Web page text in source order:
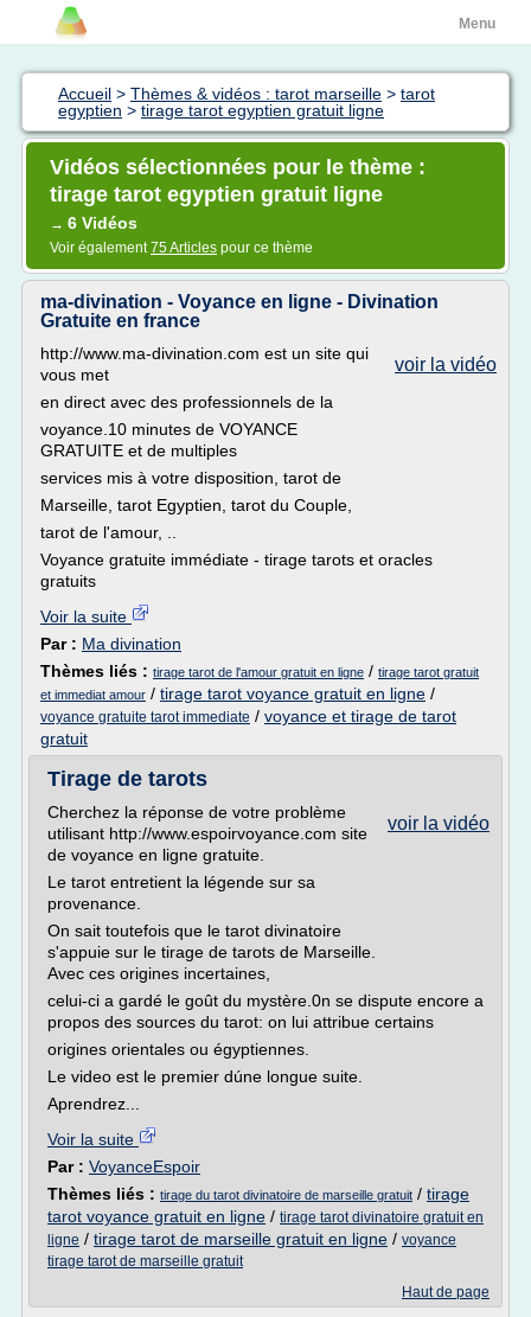
Menu
Accueil > Thèmes & vidéos : tarot marseille > tarot
egyptien > tirage tarot egyptien gratuit ligne
Vidéos sélectionnées pour le thème :
tirage tarot egyptien gratuit ligne
→ 6 Vidéos
Voir également75 Articles pour ce thème
ma-divination - Voyance en ligne - Divination
Gratuite en france
voir la vidéo
http://www.ma-divination.com est un site qui
vous met
en direct avec des professionnels de la
voyance.10 minutes de VOYANCE
GRATUITE et de multiples
services mis à votre disposition, tarot de
Marseille, tarot Egyptien, tarot du Couple,
tarot de l'amour, ..
Voyance gratuite immédiate - tirage tarots et oracles
gratuits
Voir la suite
Par : Ma divination
Thèmes liés : tirage tarot de l'amour gratuit en ligne / tirage tarot gratuit
et immediat amour / tirage tarot voyance gratuit en ligne /
voyance gratuite tarot immediate / voyance et tirage de tarot
gratuit
Tirage de tarots
voir la vidéo
Cherchez la réponse de votre problème
utilisant http://www.espoirvoyance.com site
de voyance en ligne gratuite.
Le tarot entretient la légende sur sa
provenance.
On sait toutefois que le tarot divinatoire
s'appuie sur le tirage de tarots de Marseille.
Avec ces origines incertaines,
celui-ci a gardé le goût du mystère.0n se dispute encore a
propos des sources du tarot: on lui attribue certains
origines orientales ou égyptiennes.
Le video est le premier dúne longue suite.
Aprendrez...
Voir la suite
Par : VoyanceEspoir
Thèmes liés : tirage du tarot divinatoire de marseille gratuit / tirage
tarot voyance gratuit en ligne / tirage tarot divinatoire gratuit en
ligne / tirage tarot de marseille gratuit en ligne / voyance
tirage tarot de marseille gratuit
Haut de page